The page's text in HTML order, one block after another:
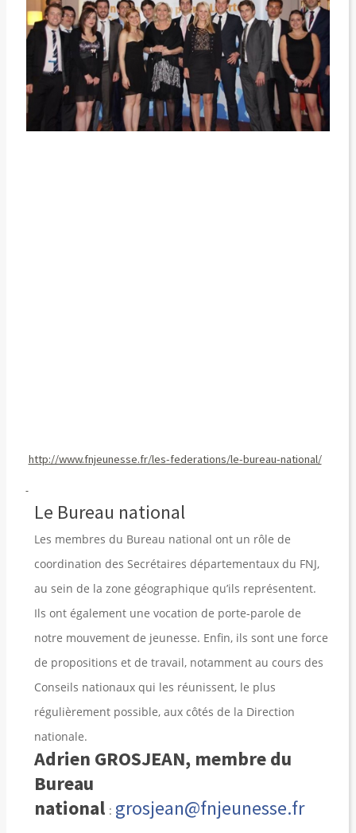
http://www.fnjeunesse.fr/les-federations/le-bureau-national/
Le Bureau national
Les membres du Bureau national ont un rôle de
coordination des Secrétaires départementaux du FNJ,
au sein de la zone géographique qu’ils représentent.
Ils ont également une vocation de porte-parole de
notre mouvement de jeunesse. Enfin, ils sont une force
de propositions et de travail, notamment au cours des
Conseils nationaux qui les réunissent, le plus
régulièrement possible, aux côtés de la Direction
nationale.
Adrien GROSJEAN, membre du
Bureau
national : grosjean@fnjeunesse.fr